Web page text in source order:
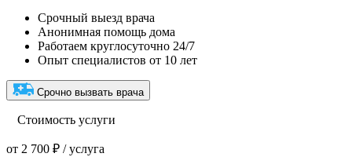
Срочный выезд врача
Анонимная помощь дома
Работаем круглосуточно 24/7
Опыт специалистов от 10 лет
Срочно вызвать врача
Стоимость услуги
от 2 700 ₽ / услуга